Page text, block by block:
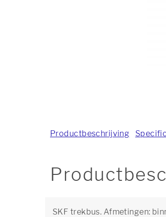
Productbeschrijving
SKF trekbus. Afmetingen: